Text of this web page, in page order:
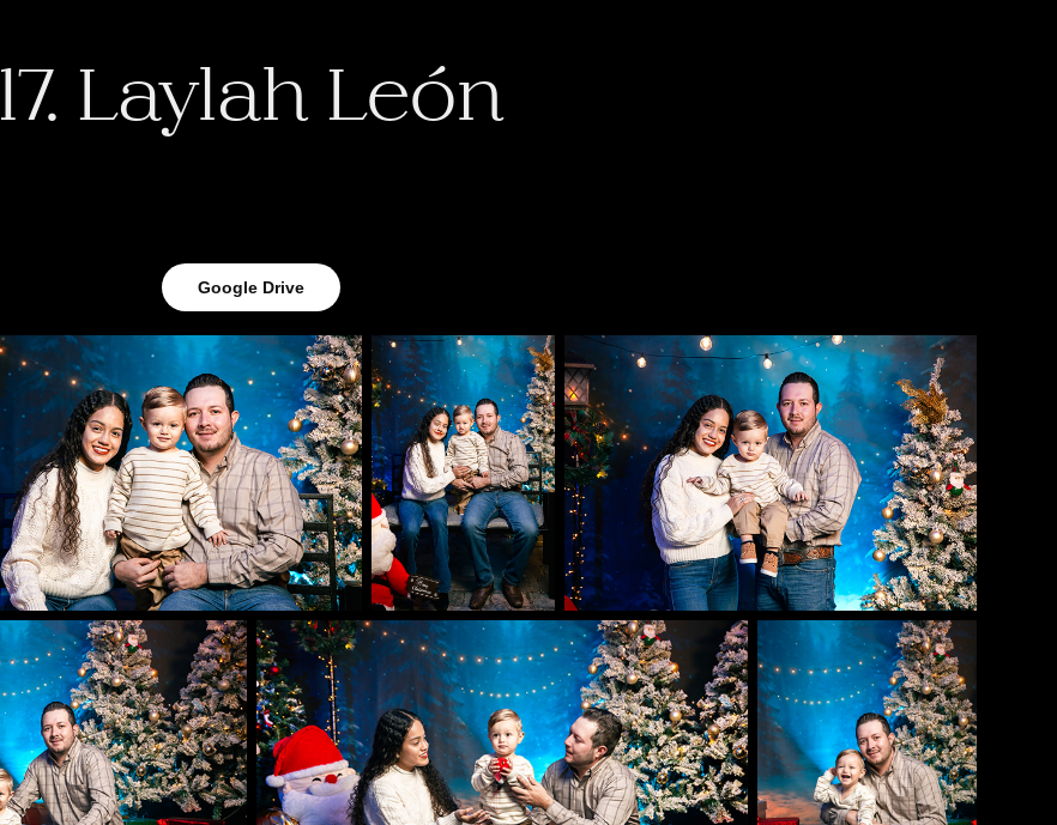
17. Laylah León
Google Drive